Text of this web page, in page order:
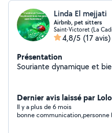
Linda El mejjati
Airbnb, pet sitters
Saint-Victoret (La
4,8/5 (17 avis)
Présentation
Souriante dynamique et
Dernier avis laissé par
Il y a plus de 6 mois
bonne communication,personne